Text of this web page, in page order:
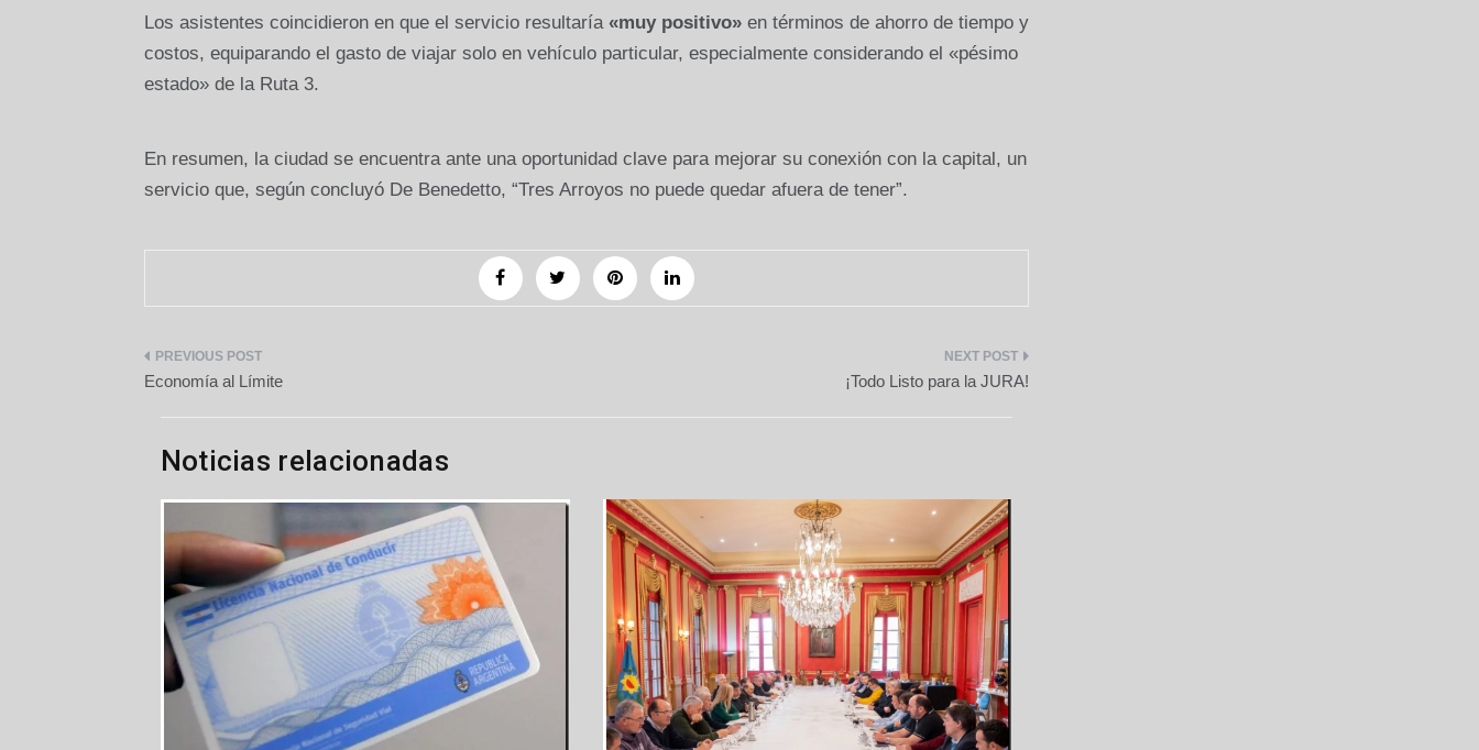
Los asistentes coincidieron en que el servicio resultaría «muy positivo»en términos de ahorro de tiempo y
costos, equiparando el gasto de viajar solo en vehículo particular, especialmente considerando el «pésimo
estado» de la Ruta 3.
En resumen, la ciudad se encuentra ante una oportunidad clave para mejorar su conexión con la capital, un
servicio que, según concluyó De Benedetto, “Tres Arroyos no puede quedar afuera de tener”.
Navegación
de
entradas
Economía al Límite ¡Todo Listo para la JURA!
Noticias relacionadas